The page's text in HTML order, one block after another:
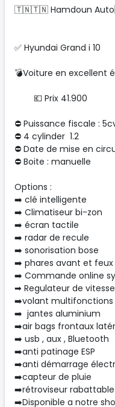
🇹🇳🇹🇳 Hamdoun
✅ Hyundai Grand i 10
💣Voiture en excellent
💶 Prix 41.900
⛔ Puissance fiscale :
⛔️ 4 cylinder 1.2
⛔ Date de mise en
⛔ Boite : manuelle
Options :
➡️ clé intelligente
➡️ Climatiseur bi-zon
➡️ écran tactile
➡️ radar de recule
➡️ sonorisation bose
➡️ phares avant et feux
➡️ Commande online
➡ Regulateur de vitesse
➡️volant multifonctions
➡️ jantes aluminium
➡️air bags frontaux
➡️ usb , aux , Bluetooth
➡️anti patinage ESP
➡️anti démarrage
➡️capteur de pluie
➡️rétroviseur rabattable
➡️Disponible a notre